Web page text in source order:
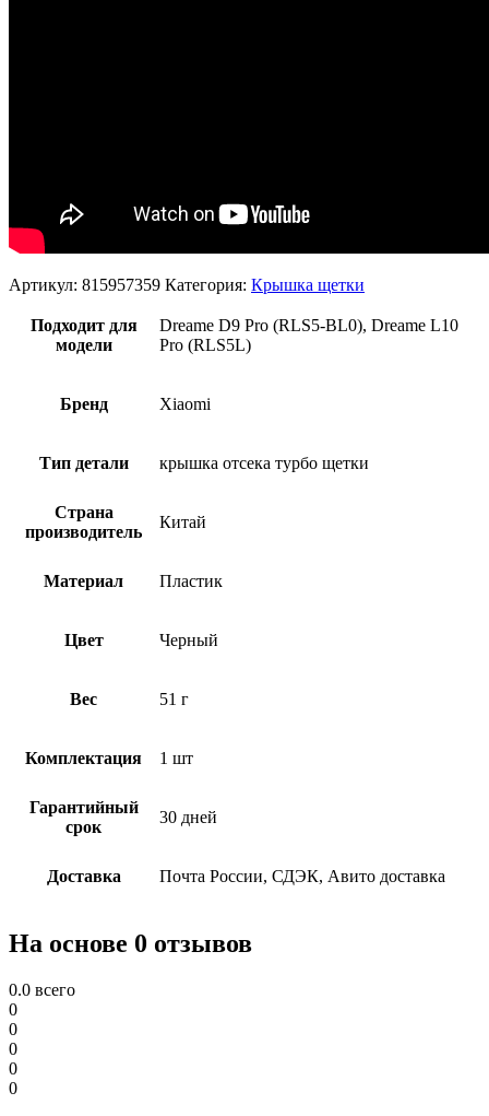
Артикул: 815957359 Категория: Крышка щетки
Подходит для
модели
Dreame D9 Pro (RLS5-BL0), Dreame L10
Pro (RLS5L)
Бренд Xiaomi
Тип детали крышка отсека турбо щетки
Страна
производитель
Китай
Материал Пластик
Цвет Черный
Вес 51 г
Комплектация 1 шт
Гарантийный
срок
30 дней
Доставка Почта России, СДЭК, Авито доставка
На основе 0 отзывов
0.0 всего
0
0
0
0
0